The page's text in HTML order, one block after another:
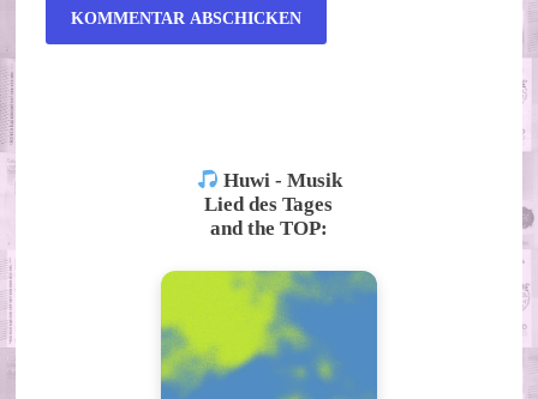
Huwi - Musik
Lied des Tages
and the TOP: